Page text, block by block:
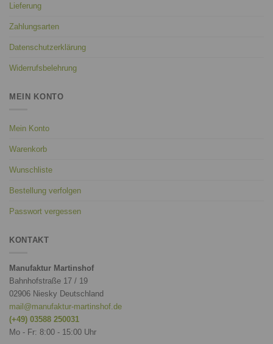
Lieferung
Zahlungsarten
Datenschutzerklärung
Widerrufsbelehrung
MEIN KONTO
Mein Konto
Warenkorb
Wunschliste
Bestellung verfolgen
Passwort vergessen
KONTAKT
Manufaktur Martinshof
Bahnhofstraße 17 / 19
02906 Niesky Deutschland
mail@manufaktur-martinshof.de
(+49) 03588 250031
Mo - Fr: 8:00 - 15:00 Uhr